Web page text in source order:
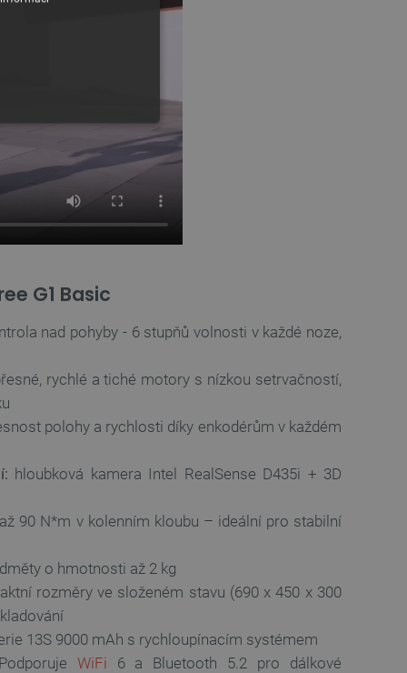
G1 Basic
nad pohyby - 6 stupňů volnosti v každé noze,
rychlé a tiché motory s nízkou setrvačností,
polohy a rychlosti díky enkodérům v každém
hloubková kamera Intel RealSense D435i + 3D
až 90 N*m v kolenním kloubu – ideální pro stabilní
o hmotnosti až 2 kg
rozměry ve složeném stavu (690 x 450 x 300
13S 9000 mAh s rychloupínacím systémem
WiFi 6 a Bluetooth 5.2 pro dálkové
stránky nelze bez
která mají přístup k
uživatelskou zkušenost.
a roboty. To je pro web
jejich webových
napříč požadavky
a volby soukromí
souhlasu návštěvníka s
které zajistí, že
na enginu
jak se produkty
se obsah nákupního
nebo při opuštění